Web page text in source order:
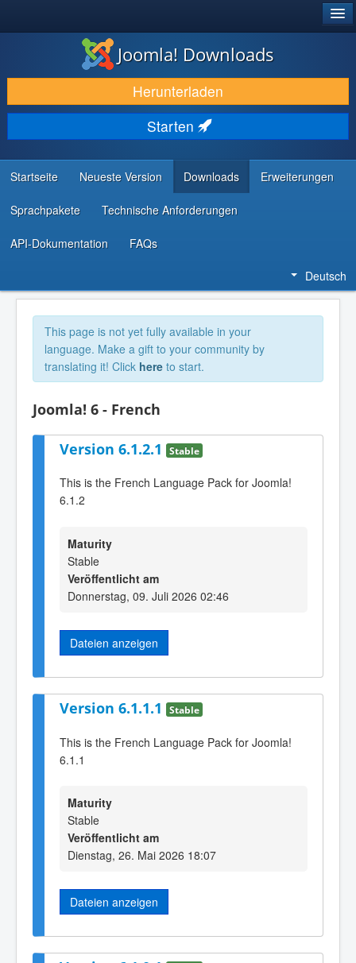
DOWNLOAD & ERWEITERN
ENTDECKEN & LERNEN
COMMUNITY & SUPPORT
RESSOURCEN FÜR ENTWICKLER
Joomla! Downloads
Herunterladen
Starten
Startseite Neueste Version Downloads Erweiterungen
Sprachpakete Technische Anforderungen
API-Dokumentation FAQs
Deutsch
This page is not yet fully available in your
language. Make a gift to your community by
translating it! Click here to start.
Joomla! 6 - French
Version 6.1.2.1 Stable
This is the French Language Pack for Joomla!
6.1.2
Maturity
Stable
Veröffentlicht am
Donnerstag, 09. Juli 2026 02:46
Dateien anzeigen
Version 6.1.1.1 Stable
This is the French Language Pack for Joomla!
6.1.1
Maturity
Stable
Veröffentlicht am
Dienstag, 26. Mai 2026 18:07
Dateien anzeigen